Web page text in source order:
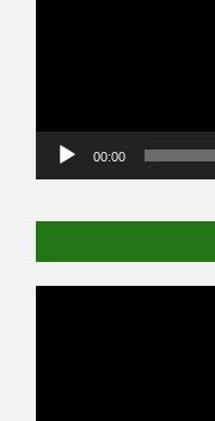
00:00